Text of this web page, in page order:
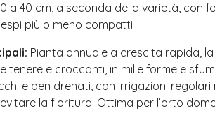
a 40 cm, a seconda della varietà, con
più o meno compatti
Pianta annuale a crescita rapida,
tenere e croccanti, in mille forme e
e ben drenati, con irrigazioni regolari
la fioritura. Ottima per l’orto